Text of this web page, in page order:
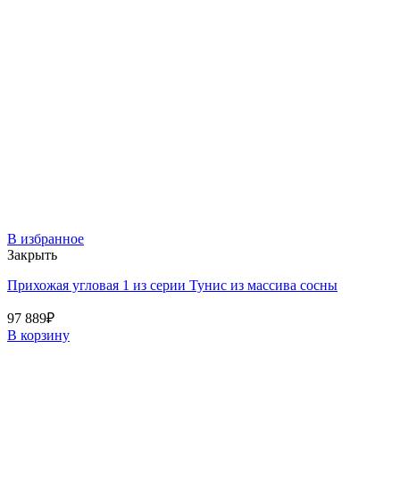
В избранное
Закрыть
Прихожая угловая 1 из серии Тунис из массива сосны
97 889₽
В корзину